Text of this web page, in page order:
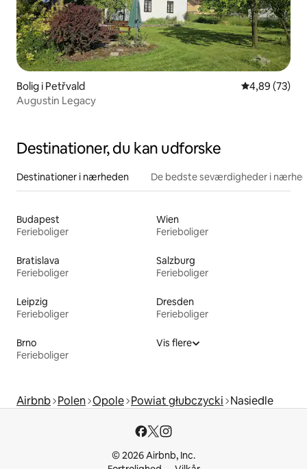
Bolig i Petřvald 4,89 ud af 5 i
4,89 (73)
Augustin Legacy
Destinationer, du kan udforske
Destinationer i nærheden De bedste seværdigheder i
Budapest
Ferieboliger
Wien
Ferieboliger
Bratislava
Ferieboliger
Salzburg
Ferieboliger
Leipzig
Ferieboliger
Dresden
Ferieboliger
Brno
Ferieboliger
Vis flere
Airbnb Polen Opole Powiat głubczycki Nasiedle
© 2026 Airbnb, Inc.